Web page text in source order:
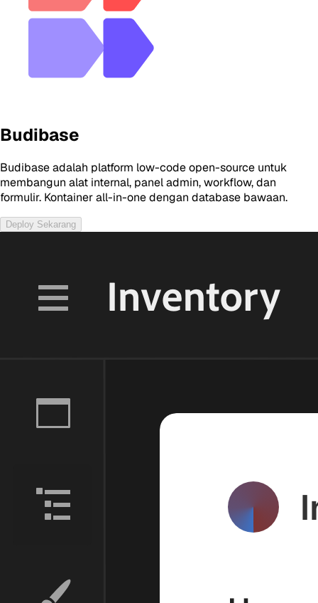
Budibase
Budibase adalah platform low-code open-source untuk
membangun alat internal, panel admin, workflow, dan
formulir. Kontainer all-in-one dengan database bawaan.
Deploy Sekarang